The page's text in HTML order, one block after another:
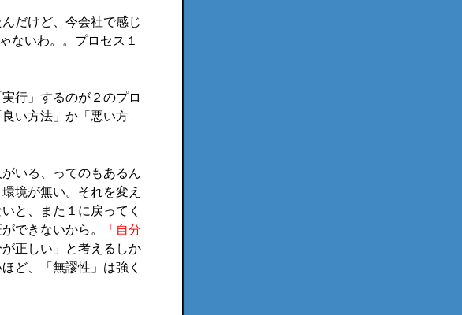
だけど、今会社で感じ
いわ。。プロセス１
行」するのが２のプロ
い方法」か「悪い方
いる、ってのもあるん
境が無い。それを変え
と、また１に戻ってく
できないから。
「自分
正しい」と考えるしか
ど、「無謬性」は強く